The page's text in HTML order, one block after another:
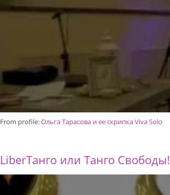
From profile:Ольга Тарасова и ее скрипка Viva Solo
LiberТанго или Танго Свободы!